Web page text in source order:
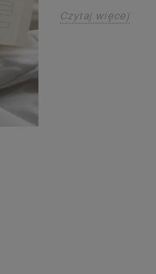
Czytaj więcej